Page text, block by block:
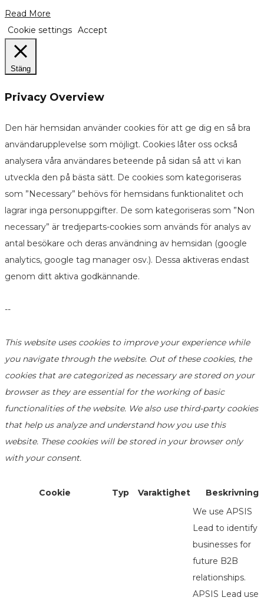
Read More
Cookie settings Accept
Stäng
Privacy Overview
Den här hemsidan använder cookies för att ge dig en så bra
användarupplevelse som möjligt. Cookies låter oss också
analysera våra användares beteende på sidan så att vi kan
utveckla den på bästa sätt. De cookies som kategoriseras
som ”Necessary” behövs för hemsidans funktionalitet och
lagrar inga personuppgifter. De som kategoriseras som ”Non
necessary” är tredjeparts-cookies som används för analys av
antal besökare och deras användning av hemsidan (google
analytics, google tag manager osv.). Dessa aktiveras endast
genom ditt aktiva godkännande.
--
This website uses cookies to improve your experience while
you navigate through the website. Out of these cookies, the
cookies that are categorized as necessary are stored on your
browser as they are essential for the working of basic
functionalities of the website. We also use third-party cookies
that help us analyze and understand how you use this
website. These cookies will be stored in your browser only
with your consent.
Cookie Typ Varaktighet Beskrivning
We use APSIS
Lead to identify
businesses for
future B2B
relationships.
APSIS Lead use